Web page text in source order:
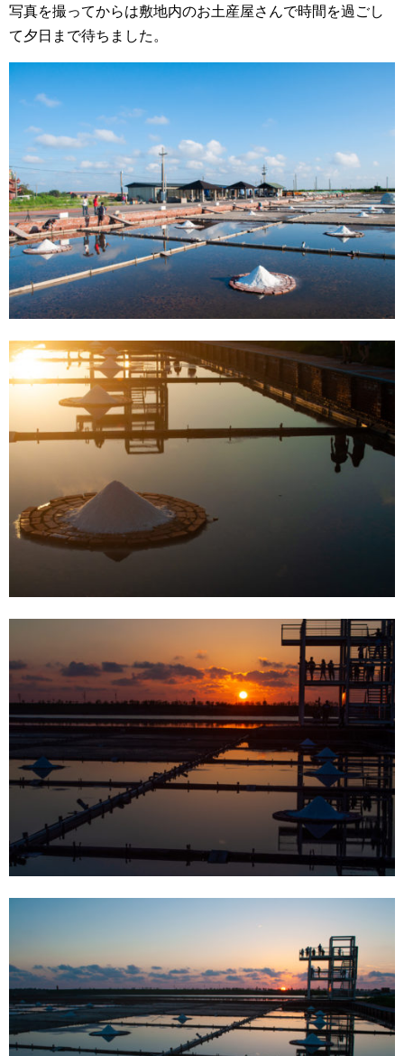
写真を撮ってからは敷地内のお土産屋さんで時間を過ごし
て夕日まで待ちました。